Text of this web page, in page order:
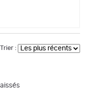
Trier :